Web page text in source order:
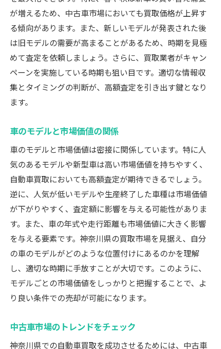
査定の透明性と説明の詳細さ
契約条件の確認ポイント
業者の評判を調べるための手段
地域密着型業者のメリット
高額査定を得るために避けたい自動車買取の誤
解と注意点
不適切な情報の提供がもたらす問題
契約内容の理解不足によるトラブル
査定員とのコミュニケーションの重要性
誤解を避けるための情報収集方法
神奈川県で安心・安全に車を売却するための最
終ステップ
契約締結前の最終確認事項
引き渡しの流れと注意点
トラブルを避けるための重要ポイント
支払い方法の選択肢と安全性
売却後の手続きとフォローアップ
車売却後の保険と税金の手続き
が増えるため、中古車市場においても買取価格が上昇す
る傾向があります。また、新しいモデルが発表された後
は旧モデルの需要が高まることがあるため、時期を見極
めて査定を依頼しましょう。さらに、買取業者がキャン
ペーンを実施している時期も狙い目です。適切な情報収
集とタイミングの判断が、高額査定を引き出す鍵となり
ます。
車のモデルと市場価値の関係
車のモデルと市場価値は密接に関係しています。特に人
気のあるモデルや新型車は高い市場価値を持ちやすく、
自動車買取においても高額査定が期待できるでしょう。
逆に、人気が低いモデルや生産終了した車種は市場価値
が下がりやすく、査定額に影響を与える可能性がありま
す。また、車の年式や走行距離も市場価値に大きく影響
を与える要素です。神奈川県の買取市場を見据え、自分
の車のモデルがどのような位置付けにあるのかを理解
し、適切な時期に手放すことが大切です。このように、
モデルごとの市場価値をしっかりと把握することで、よ
り良い条件での売却が可能になります。
中古車市場のトレンドをチェック
神奈川県での自動車買取を成功させるためには、中古車